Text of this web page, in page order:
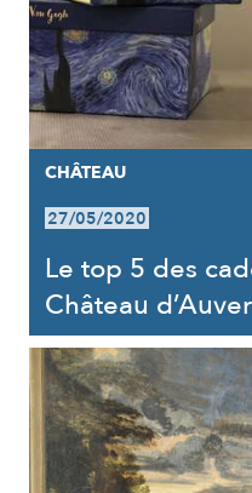
CHÂTEAU
27/05/2020
Le top 5 des
Château